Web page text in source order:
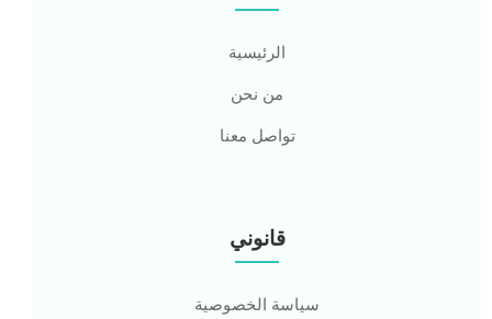
الرئيسية
من نحن
تواصل معنا
قانوني
سياسة الخصوصية